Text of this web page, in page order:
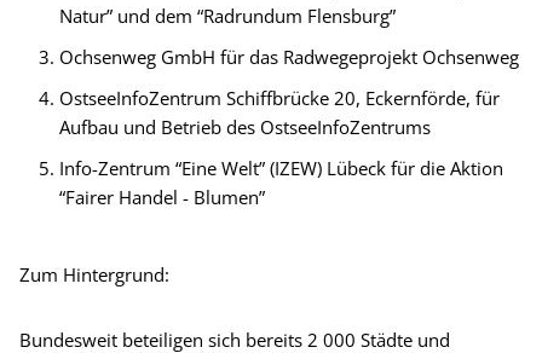
Natur” und dem “Radrundum Flensburg”
Ochsenweg GmbH für das Radwegeprojekt Ochsenweg
OstseeInfoZentrum Schiffbrücke 20, Eckernförde, für
Aufbau und Betrieb des OstseeInfoZentrums
Info-Zentrum “Eine Welt” (IZEW) Lübeck für die Aktion
“Fairer Handel - Blumen”
Zum Hintergrund:
Bundesweit beteiligen sich bereits 2 000 Städte und